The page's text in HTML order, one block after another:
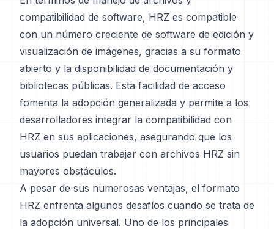
compatibilidad de software, HRZ es compatible
con un número creciente de software de edición y
visualización de imágenes, gracias a su formato
abierto y la disponibilidad de documentación y
bibliotecas públicas. Esta facilidad de acceso
fomenta la adopción generalizada y permite a los
desarrolladores integrar la compatibilidad con
HRZ en sus aplicaciones, asegurando que los
usuarios puedan trabajar con archivos HRZ sin
mayores obstáculos.
A pesar de sus numerosas ventajas, el formato
HRZ enfrenta algunos desafíos cuando se trata de
la adopción universal. Uno de los principales